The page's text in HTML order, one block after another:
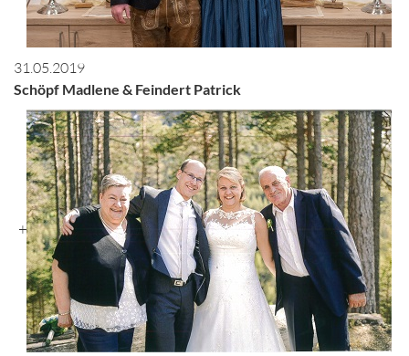
31.05.2019
Schöpf Madlene & Feindert Patrick
+